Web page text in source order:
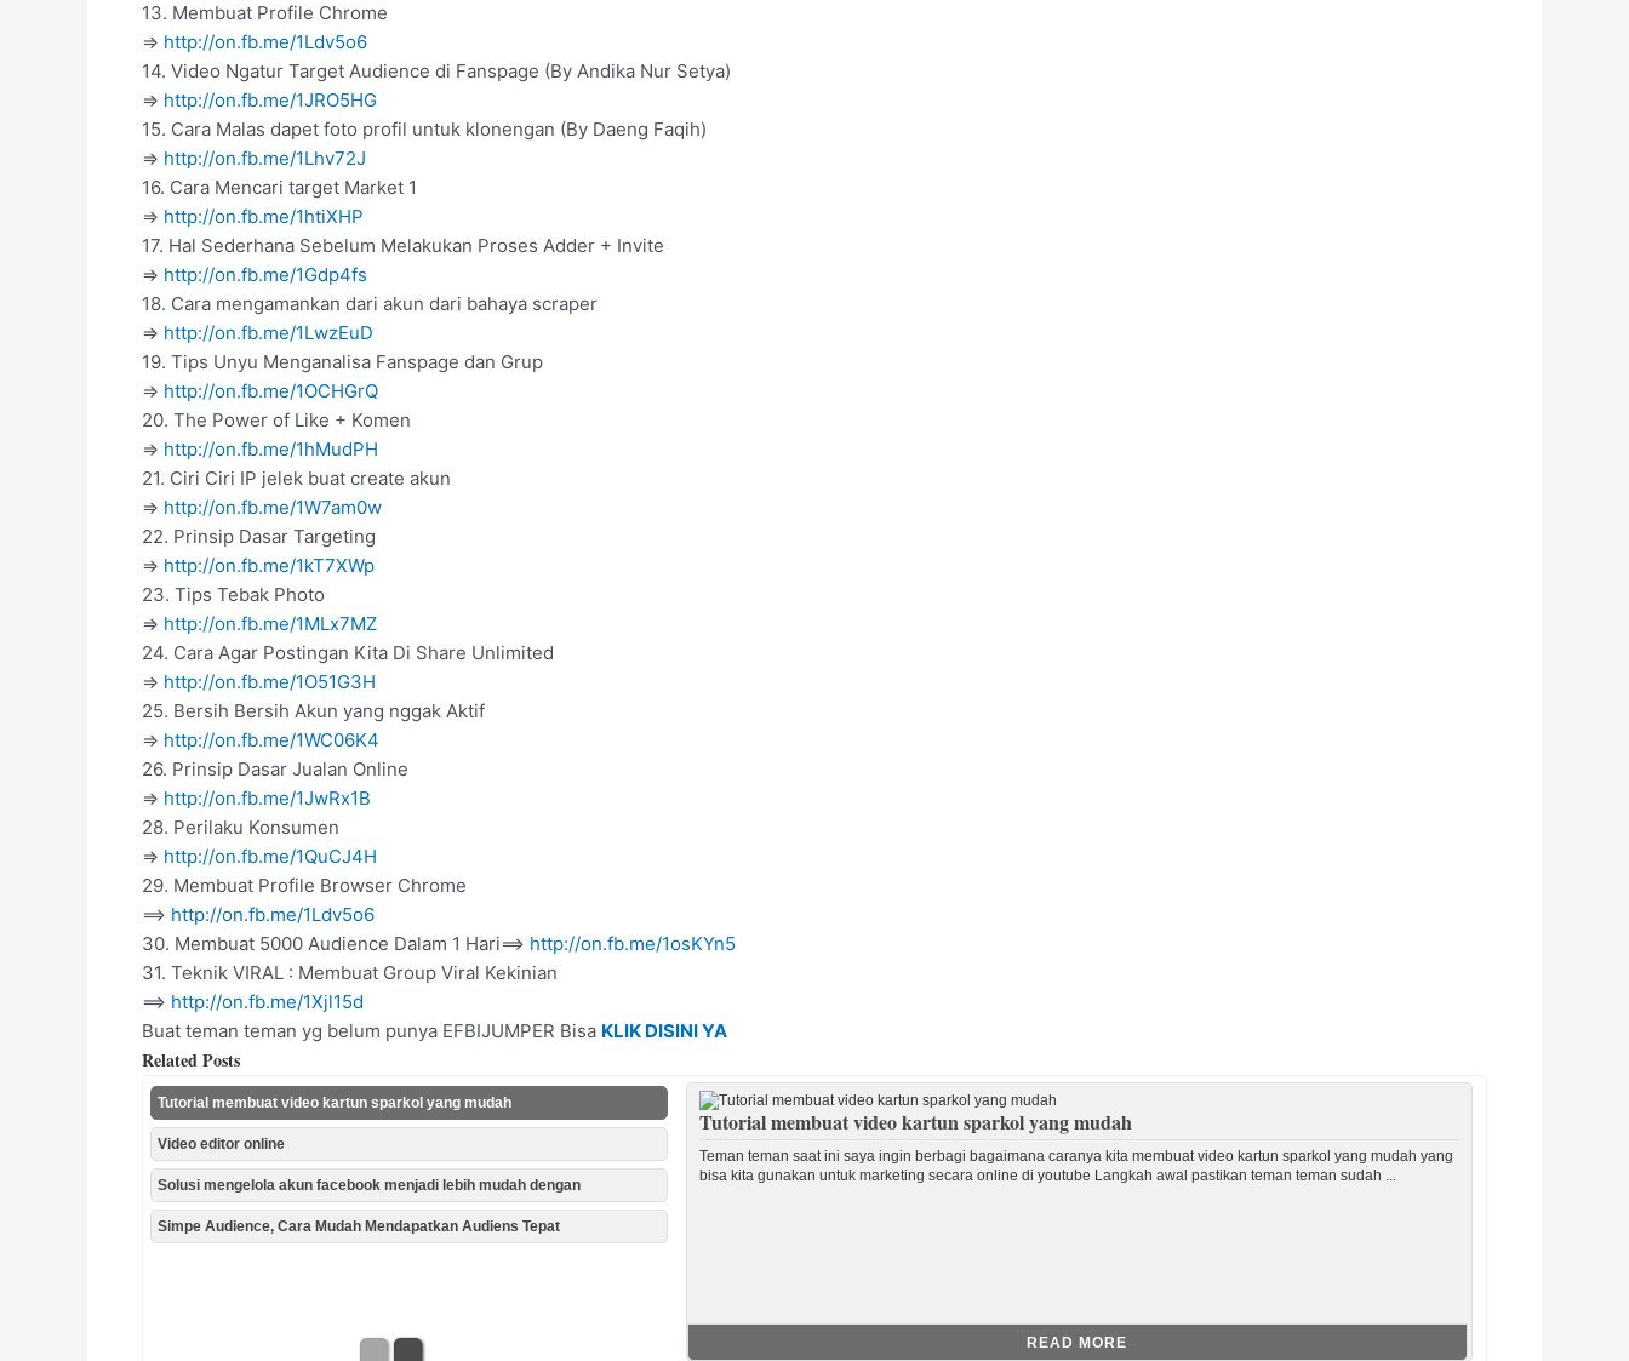
13. Membuat Profile Chrome
=> http://on.fb.me/1Ldv5o6
14. Video Ngatur Target Audience di Fanspage (By Andika Nur Setya)
=> http://on.fb.me/1JRO5HG
15. Cara Malas dapet foto profil untuk klonengan (By Daeng Faqih)
=> http://on.fb.me/1Lhv72J
16. Cara Mencari target Market 1
=> http://on.fb.me/1htiXHP
17. Hal Sederhana Sebelum Melakukan Proses Adder + Invite
=> http://on.fb.me/1Gdp4fs
18. Cara mengamankan dari akun dari bahaya scraper
=> http://on.fb.me/1LwzEuD
19. Tips Unyu Menganalisa Fanspage dan Grup
=> http://on.fb.me/1OCHGrQ
20. The Power of Like + Komen
=> http://on.fb.me/1hMudPH
21. Ciri Ciri IP jelek buat create akun
=> http://on.fb.me/1W7am0w
22. Prinsip Dasar Targeting
=> http://on.fb.me/1kT7XWp
23. Tips Tebak Photo
=> http://on.fb.me/1MLx7MZ
24. Cara Agar Postingan Kita Di Share Unlimited
=> http://on.fb.me/1O51G3H
25. Bersih Bersih Akun yang nggak Aktif
=> http://on.fb.me/1WC06K4
26. Prinsip Dasar Jualan Online
=> http://on.fb.me/1JwRx1B
28. Perilaku Konsumen
=> http://on.fb.me/1QuCJ4H
29. Membuat Profile Browser Chrome
==> http://on.fb.me/1Ldv5o6
30. Membuat 5000 Audience Dalam 1 Hari==> http://on.fb.me/1osKYn5
31. Teknik VIRAL : Membuat Group Viral Kekinian
==> http://on.fb.me/1Xjl15d
Buat teman teman yg belum punya EFBIJUMPER Bisa KLIK DISINI YA
Related Posts
Tutorial membuat video kartun sparkol yang mudah
Teman teman saat ini saya ingin berbagi bagaimana caranya kita membuat video kartun sparkol yang mudah yang
bisa kita gunakan untuk marketing secara online di youtube Langkah awal pastikan teman teman sudah ...
READ MORE
Tutorial membuat video kartun sparkol yang mudah
Video editor online
Solusi mengelola akun facebook menjadi lebih mudah dengan
Simpe Audience, Cara Mudah Mendapatkan Audiens Tepat